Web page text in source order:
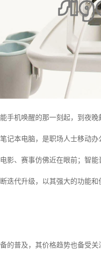
手机唤醒的那一刻起，到夜
记本电脑，是职场人士移动
影、赛事仿佛近在眼前；智
迭代升级，以其强大的功能
的普及，其价格趋势也备受关